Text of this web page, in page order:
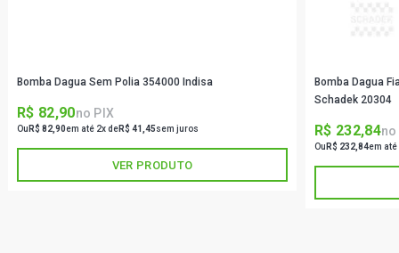
Bomba Dagua Sem Polia 354000 Indisa
R$ 82,90no PIX
Ou R$ 82,90em até 2x deR$ 41,45sem juros
VER PRODUTO
Bomba Dagua
Schadek 20304
R$ 232,84no
Ou R$ 232,84em até